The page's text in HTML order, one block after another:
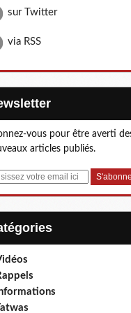
sur Twitter
via RSS
vous pour être averti
articles publiés.